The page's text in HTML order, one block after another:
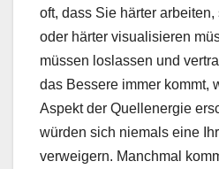
oft, dass Sie härter
oder härter visualisieren
müssen loslassen und
das Bessere immer kommt,
Aspekt der Quellenergie
würden sich niemals eine
verweigern. Manchmal